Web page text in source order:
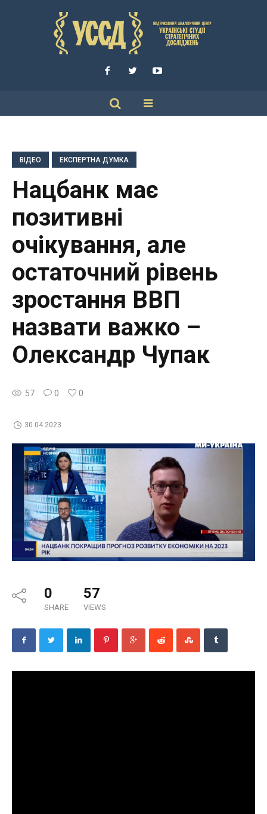
ВІДЕО ЕКСПЕРТНА ДУМКА
Нацбанк має
позитивні
очікування, але
остаточний рівень
зростання ВВП
назвати важко –
Олександр Чупак
57 0 0
30.04.2023
0
SHARE
57
VIEWS